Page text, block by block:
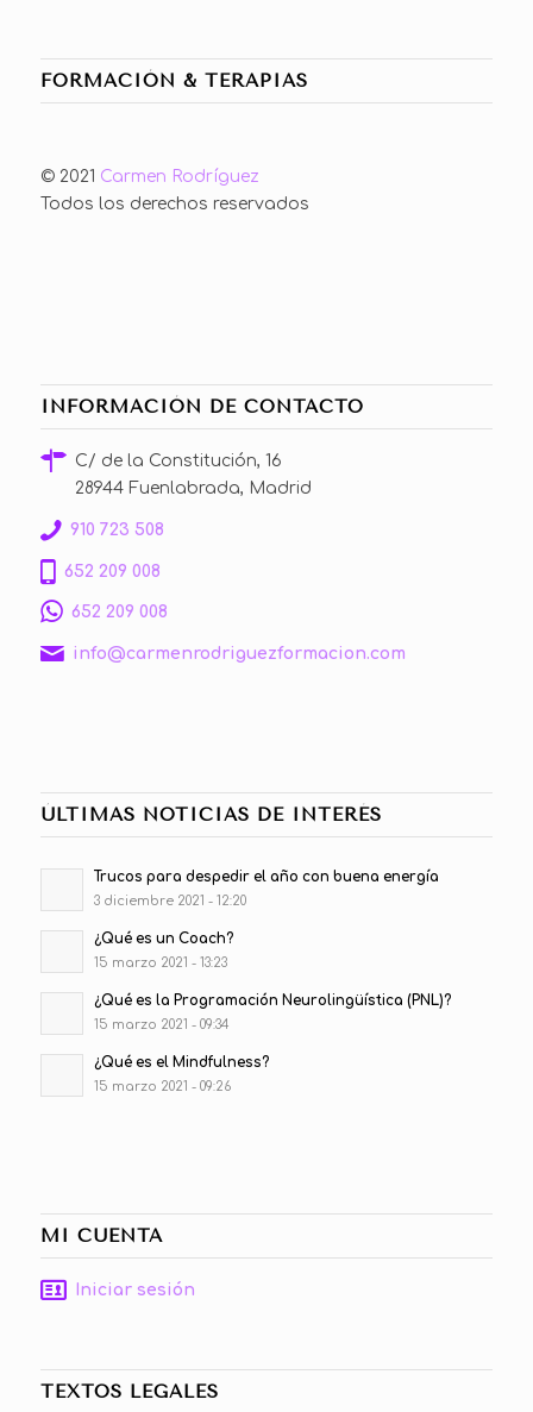
FORMACIÓN & TERAPIAS
© 2021 Carmen Rodríguez
Todos los derechos reservados
INFORMACIÓN DE CONTACTO
C/ de la Constitución, 16
28944 Fuenlabrada, Madrid
910 723 508
652 209 008
652 209 008
info@carmenrodriguezformacion.com
ÚLTIMAS NOTICIAS DE INTERÉS
Trucos para despedir el año con buena energía
3 diciembre 2021 - 12:20
¿Qué es un Coach?
15 marzo 2021 - 13:23
¿Qué es la Programación Neurolingüística (PNL)?
15 marzo 2021 - 09:34
¿Qué es el Mindfulness?
15 marzo 2021 - 09:26
MI CUENTA
Iniciar sesión
TEXTOS LEGALES